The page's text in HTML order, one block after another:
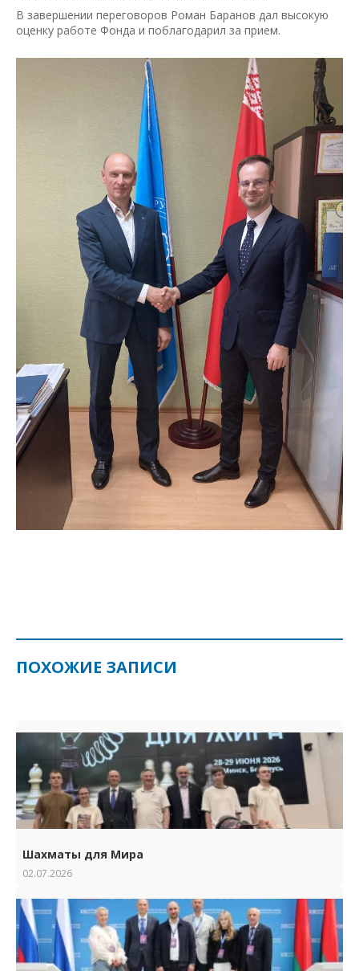
В завершении переговоров Роман Баранов дал высокую
оценку работе Фонда и поблагодарил за прием.
ПОХОЖИЕ ЗАПИСИ
Шахматы для Мира
02.07.2026